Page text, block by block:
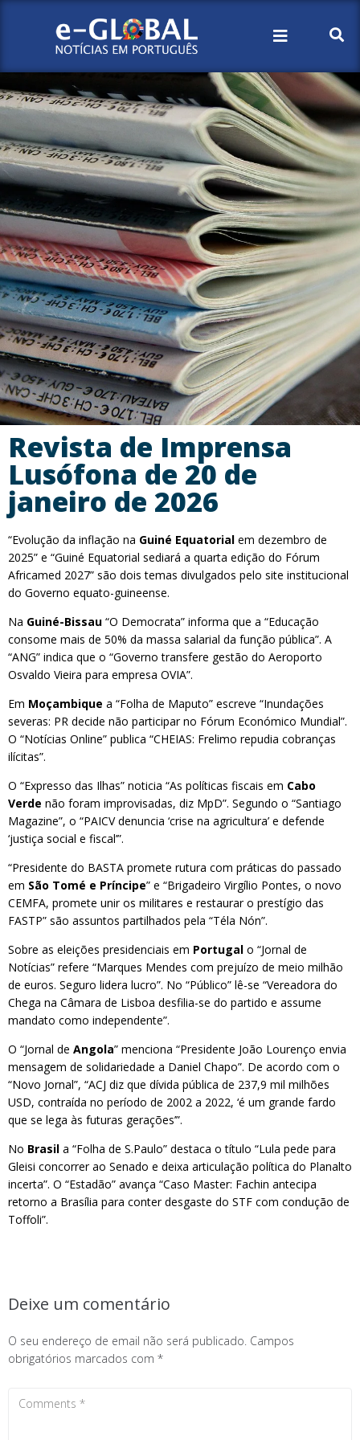
Revista de Imprensa
Lusófona de 20 de
janeiro de 2026
“Evolução da inflação na Guiné Equatorial em dezembro de
2025” e “Guiné Equatorial sediará a quarta edição do Fórum
Africamed 2027” são dois temas divulgados pelo site institucional
do Governo equato-guineense.
Na Guiné-Bissau “O Democrata” informa que a “Educação
consome mais de 50% da massa salarial da função pública”. A
“ANG” indica que o “Governo transfere gestão do Aeroporto
Osvaldo Vieira para empresa OVIA”.
Em Moçambique a “Folha de Maputo” escreve “Inundações
severas: PR decide não participar no Fórum Económico Mundial”.
O “Notícias Online” publica “CHEIAS: Frelimo repudia cobranças
ilícitas”.
O “Expresso das Ilhas” noticia “As políticas fiscais em Cabo
Verde não foram improvisadas, diz MpD”. Segundo o “Santiago
Magazine”, o “PAICV denuncia ‘crise na agricultura’ e defende
‘justiça social e fiscal’”.
“Presidente do BASTA promete rutura com práticas do passado
em São Tomé e Príncipe” e “Brigadeiro Virgílio Pontes, o novo
CEMFA, promete unir os militares e restaurar o prestígio das
FASTP” são assuntos partilhados pela “Téla Nón”.
Sobre as eleições presidenciais em Portugal o “Jornal de
Notícias” refere “Marques Mendes com prejuízo de meio milhão
de euros. Seguro lidera lucro”. No “Público” lê-se “Vereadora do
Chega na Câmara de Lisboa desfilia-se do partido e assume
mandato como independente”.
O “Jornal de Angola” menciona “Presidente João Lourenço envia
mensagem de solidariedade a Daniel Chapo”. De acordo com o
“Novo Jornal”, “ACJ diz que dívida pública de 237,9 mil milhões
USD, contraída no período de 2002 a 2022, ‘é um grande fardo
que se lega às futuras gerações’”.
No Brasil a “Folha de S.Paulo” destaca o título “Lula pede para
Gleisi concorrer ao Senado e deixa articulação política do Planalto
incerta”. O “Estadão” avança “Caso Master: Fachin antecipa
retorno a Brasília para conter desgaste do STF com condução de
Toffoli”.
Deixe um comentário
O seu endereço de email não será publicado. Campos
obrigatórios marcados com *